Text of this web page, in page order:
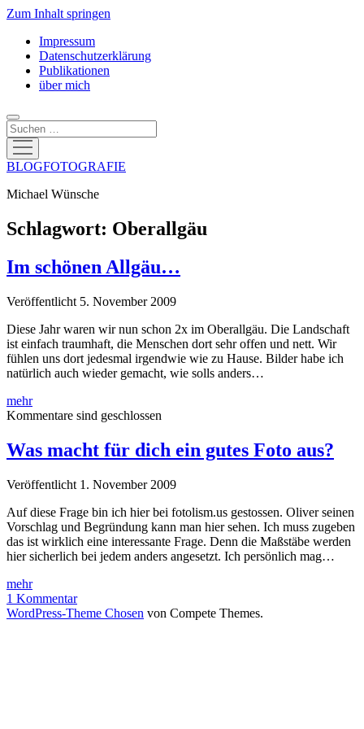
Zum Inhalt springen
Impressum
Datenschutzerklärung
Publikationen
über mich
Suchen
Menü
öffnen
BLOGFOTOGRAFIE
Michael Wünsche
Schlagwort: Oberallgäu
Im schönen Allgäu…
Veröffentlicht 5. November 2009
Diese Jahr waren wir nun schon 2x im Oberallgäu. Die Landschaft
ist einfach traumhaft, die Menschen dort sehr offen und nett. Wir
fühlen uns dort jedesmal irgendwie wie zu Hause. Bilder habe ich
natürlich auch wieder gemacht, wie solls anders…
mehrIm
schönen
Kommentare sind geschlossen
Was macht für dich ein gutes Foto aus?
Veröffentlicht 1. November 2009
Auf diese Frage bin ich hier bei fotolism.us gestossen. Oliver seinen
Vorschlag und Begründung kann man hier sehen. Ich muss zugeben
das ist wirklich eine interessante Frage. Denn die Maßstäbe werden
hier sicherlich bei jedem anders angesetzt. Ich persönlich mag…
mehrWas
macht
für
1 Kommentar
WordPress-Theme Chosen von Compete Themes.